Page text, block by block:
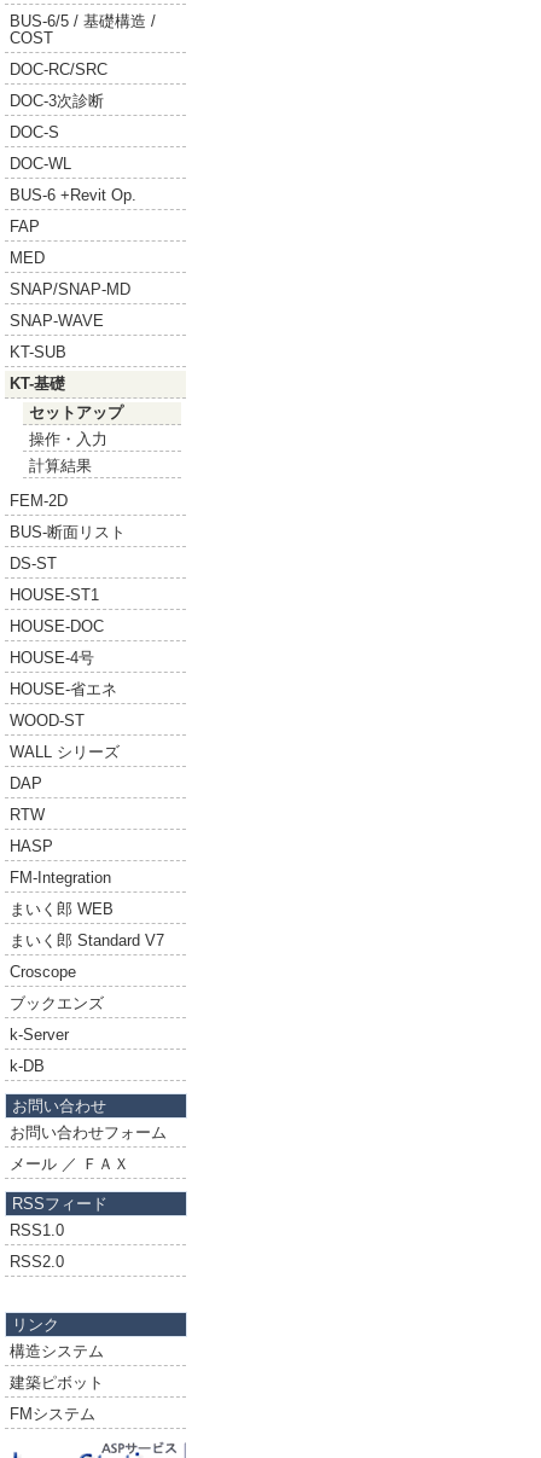
BUS-6/5 / 基礎構造 /
COST
DOC-RC/SRC
DOC-3次診断
DOC-S
DOC-WL
BUS-6 +Revit Op.
FAP
MED
SNAP/SNAP-MD
SNAP-WAVE
KT-SUB
KT-基礎
セットアップ
操作・入力
計算結果
FEM-2D
BUS-断面リスト
DS-ST
HOUSE-ST1
HOUSE-DOC
HOUSE-4号
HOUSE-省エネ
WOOD-ST
WALL シリーズ
DAP
RTW
HASP
FM-Integration
まいく郎 WEB
まいく郎 Standard V7
Croscope
ブックエンズ
k-Server
k-DB
お問い合わせ
お問い合わせフォーム
メール ／ ＦＡＸ
RSSフィード
RSS1.0
RSS2.0
リンク
構造システム
建築ピボット
FMシステム